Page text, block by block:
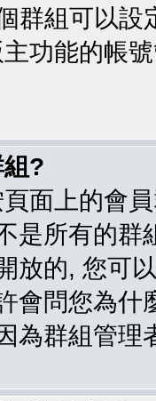
群組可以
功能的帳
?
面上的會
是所有的
放的, 您可
會問您為
為群組管理